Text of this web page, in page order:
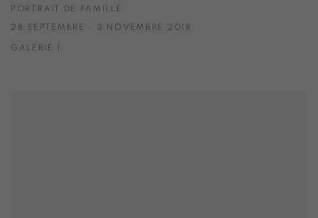
PORTRAIT DE FAMILLE
28 SEPTEMBRE - 3 NOVEMBRE 2018
GALERIE 1